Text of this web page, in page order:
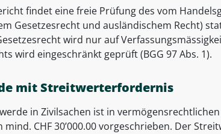
findet eine freie Prüfung des vom
Gesetzesrecht und ausländischem Recht)
wird nur auf
wird eingeschränkt geprüft (BGG 97 Abs. 1).
mit Streitwerterfordernis
in Zivilsachen ist in
CHF 30’000.00 vorgeschrieben. Der